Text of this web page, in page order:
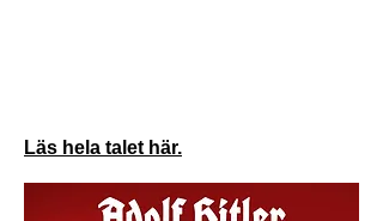
Läs hela talet här.